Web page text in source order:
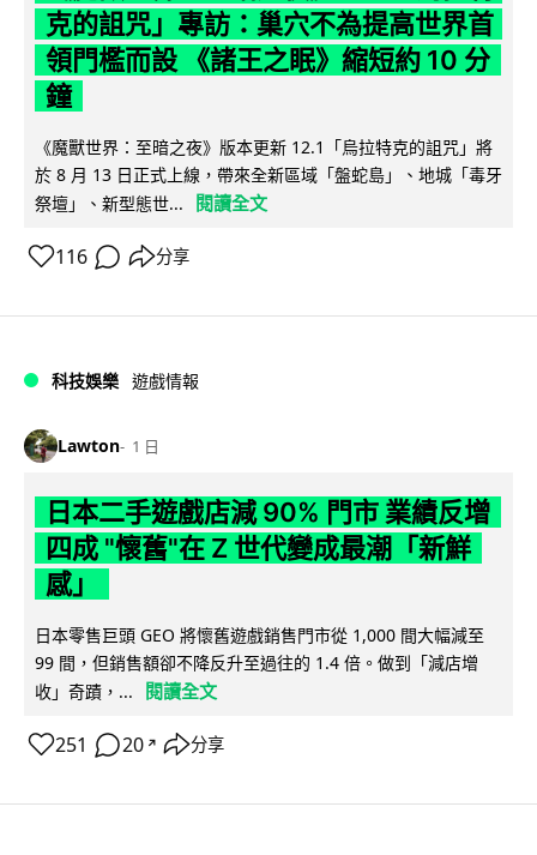
克的詛咒」專訪：巢穴不為提高世界首
領門檻而設 《諸王之眠》縮短約 10 分
鐘
《魔獸世界：至暗之夜》版本更新 12.1「烏拉特克的詛咒」將
於 8 月 13 日正式上線，帶來全新區域「盤蛇島」、地城「毒牙
祭壇」、新型態世...
閱讀全文
116 分享
科技娛樂 遊戲情報
Lawton 1 日
日本二手遊戲店減 90% 門市 業績反增
四成 "懷舊"在 Z 世代變成最潮「新鮮
感」
日本零售巨頭 GEO 將懷舊遊戲銷售門市從 1,000 間大幅減至
99 間，但銷售額卻不降反升至過往的 1.4 倍。做到「減店增
收」奇蹟，...
閱讀全文
251 20 ↗ 分享